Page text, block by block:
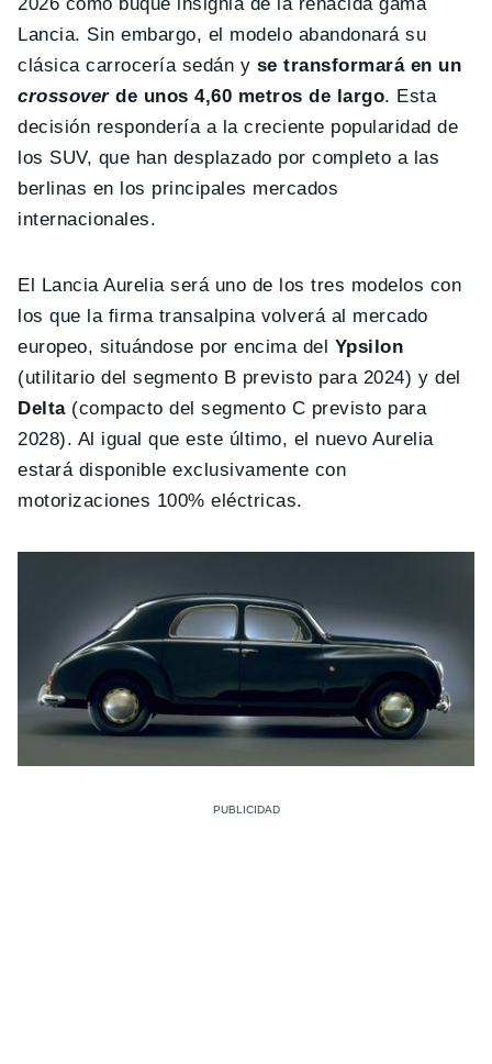
Lancia. Sin embargo, el modelo abandonará su
clásica carrocería sedán y se transformará en un
crossoverde unos 4,60 metros de largo. Esta
decisión respondería a la creciente popularidad de
los SUV, que han desplazado por completo a las
berlinas en los principales mercados
internacionales.
El Lancia Aurelia será uno de los tres modelos con
los que la firma transalpina volverá al mercado
europeo, situándose por encima del Ypsilon
(utilitario del segmento B previsto para 2024) y del
Delta(compacto del segmento C previsto para
2028). Al igual que este último, el nuevo Aurelia
estará disponible exclusivamente con
motorizaciones 100% eléctricas.